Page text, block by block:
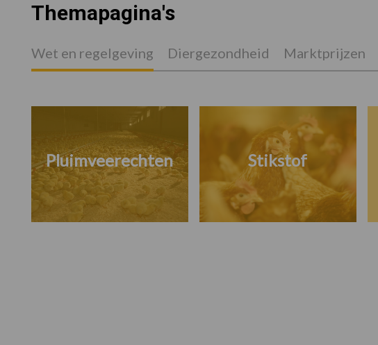
Themapagina's
Wet en regelgeving Diergezondheid Marktprijzen
Pluimveerechten Stikstof